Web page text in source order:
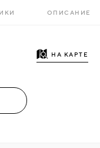
ОПИСАНИЕ
НА КАРТЕ